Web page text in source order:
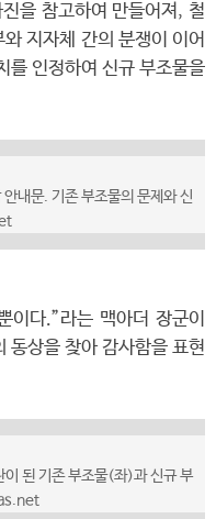
을 참고하여 만들어져, 철
지자체 간의 분쟁이 이어
를 인정하여 신규 부조물을
내문. 기존 부조물의 문제와 신
이다.”라는 맥아더 장군이
동상을 찾아 감사함을 표현
이 된 기존 부조물(좌)과 신규 부